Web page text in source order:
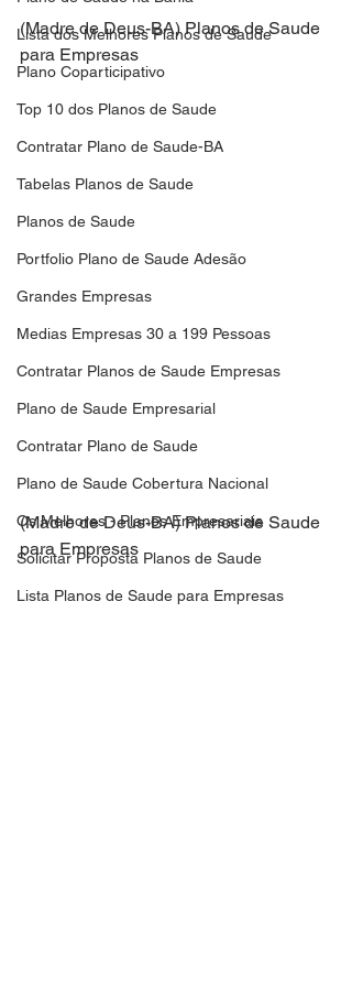
Lista dos Melhores Planos de Saude
Plano Coparticipativo
Top 10 dos Planos de Saude
Contratar Plano de Saude-BA
Tabelas Planos de Saude
Planos de Saude
Portfolio Plano de Saude Adesão
Grandes Empresas
Medias Empresas 30 a 199 Pessoas
Contratar Planos de Saude Empresas
Plano de Saude Empresarial
Contratar Plano de Saude
Plano de Saude Cobertura Nacional
Os Melhores - Planos Empresariais
Solicitar Proposta Planos de Saude
Lista Planos de Saude para Empresas
(Madre de Deus-BA) Planos de Saude
para Empresas
(Madre de Deus-BA) Planos de Saude
para Empresas